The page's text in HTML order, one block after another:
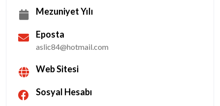
Mezuniyet Yılı
Eposta
aslic84@hotmail.com
Web Sitesi
Sosyal Hesabı